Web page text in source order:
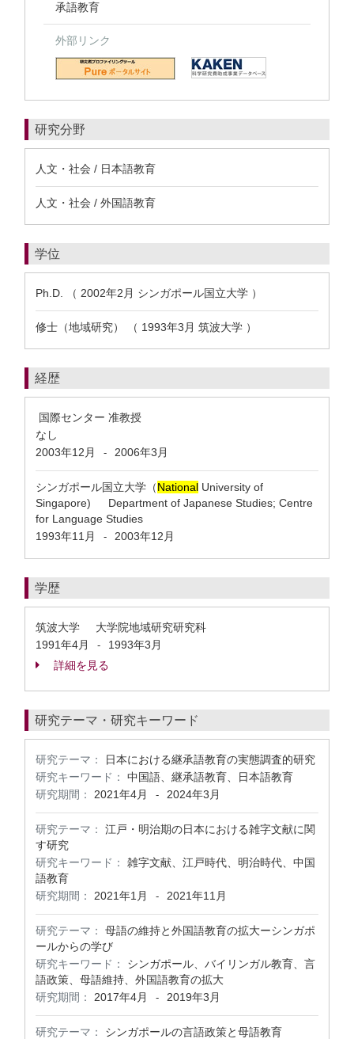
承語教育
外部リンク
研究分野
人文・社会 / 日本語教育
人文・社会 / 外国語教育
学位
Ph.D. （ 2002年2月 シンガポール国立大学 ）
修士（地域研究） （ 1993年3月 筑波大学 ）
経歴
国際センター 准教授
なし
2003年12月
- 2006年3月
シンガポール国立大学（National University of
Singapore) Department of Japanese Studies; Centre
for Language Studies
1993年11月
- 2003年12月
学歴
筑波大学 大学院地域研究研究科
1991年4月
-
1993年3月
詳細を見る
研究テーマ・研究キーワード
研究テーマ：
日本における継承語教育の実態調査的研究
研究キーワード：
中国語、継承語教育、日本語教育
研究期間：
2021年4月 - 2024年3月
研究テーマ：
江戸・明治期の日本における雑字文献に関
す研究
研究キーワード：
雑字文献、江戸時代、明治時代、中国
語教育
研究期間：
2021年1月 - 2021年11月
研究テーマ：
母語の維持と外国語教育の拡大ーシンガポ
ールからの学び
研究キーワード：
シンガポール、バイリンガル教育、言
語政策、母語維持、外国語教育の拡大
研究期間：
2017年4月 - 2019年3月
研究テーマ：
シンガポールの言語政策と母語教育